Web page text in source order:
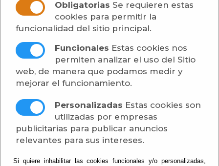
Obligatorias Se requieren estas
cookies para permitir la
funcionalidad del sitio principal.
Funcionales Estas cookies nos
permiten analizar el uso del Sitio
web, de manera que podamos medir y
mejorar el funcionamiento.
Personalizadas Estas cookies son
utilizadas por empresas
publicitarias para publicar anuncios
relevantes para sus intereses.
Si quiere inhabilitar las cookies funcionales y/o personalizadas,
Contratación de Obras
Contratación de Servicios
Contratación de Suministros
Especiales
Convenios y Acuerdos